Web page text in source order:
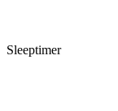
Sleeptimer